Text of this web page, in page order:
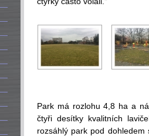
Park má rozlohu 4,8 ha a
čtyři desítky kvalitních
rozsáhlý park pod